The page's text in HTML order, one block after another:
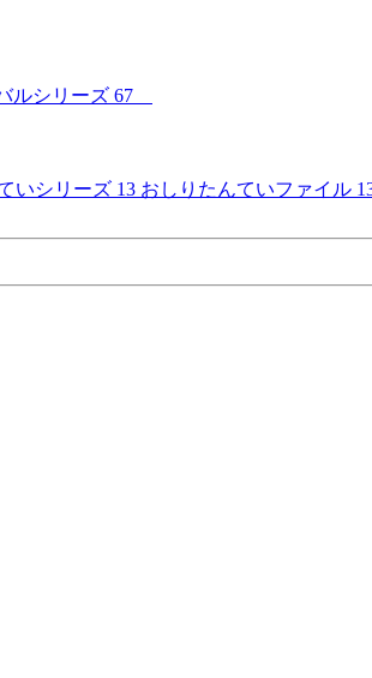
ルシリーズ 67
シリーズ 13 おしりたんていファイル